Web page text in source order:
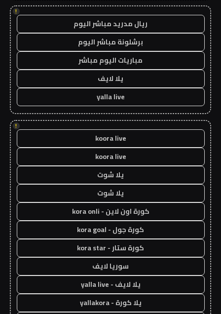
!
ريال مدريد مباشر اليوم
برشلونة مباشر اليوم
مباريات اليوم مباشر
يلا لايف
yalla live
!
koora live
koora live
يلا شوت
يلا شوت
كورة اون لاين - kora onli
كورة جول - kora goal
كورة ستار - kora star
سوريا لايف
يلا لايف - yalla live
يلا كورة - yallakora